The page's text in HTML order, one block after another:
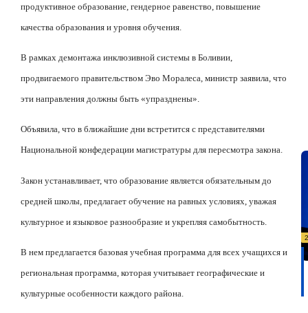
продуктивное образование, гендерное равенство, повышение
качества образования и уровня обучения.
В рамках демонтажа инклюзивной системы в Боливии,
продвигаемого правительством Эво Моралеса, министр заявила, что
эти направления должны быть «упразднены».
Объявила, что в ближайшие дни встретится с представителями
Национальной конфедерации магистратуры для пересмотра закона.
Закон устанавливает, что образование является обязательным до
средней школы, предлагает обучение на равных условиях, уважая
культурное и языковое разнообразие и укрепляя самобытность.
В нем предлагается базовая учебная программа для всех учащихся и
региональная программа, которая учитывает географические и
культурные особенности каждого района.